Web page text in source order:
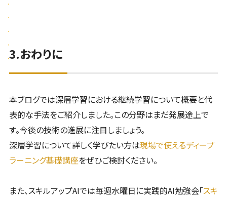
3.おわりに
本ブログでは深層学習における継続学習について概要と代
表的な手法をご紹介しました。この分野はまだ発展途上で
す。今後の技術の進展に注目しましょう。
深層学習について詳しく学びたい方は現場で使えるディープ
ラーニング基礎講座をぜひご検討ください。
また、スキルアップAIでは毎週水曜日に実践的AI勉強会「スキ